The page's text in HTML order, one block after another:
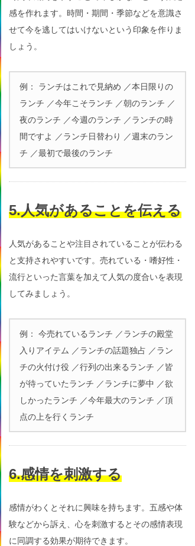
感を作れます。時間・期間・季節などを意識さ
せて今を逃してはいけないという印象を作りま
しょう。
例： ランチはこれで見納め ／本日限りの
ランチ ／今年こそランチ ／朝のランチ ／
夜のランチ ／今週のランチ ／ランチの時
間ですよ ／ランチ日替わり ／週末のラン
チ ／最初で最後のランチ
5.人気があることを伝える
人気があることや注目されていることが伝わる
と支持されやすいです。売れている・嗜好性・
流行といった言葉を加えて人気の度合いを表現
してみましょう。
例： 今売れているランチ ／ランチの殿堂
入りアイテム ／ランチの話題独占 ／ラン
チの火付け役 ／行列の出来るランチ ／皆
が待っていたランチ ／ランチに夢中 ／欲
しかったランチ ／今年最大のランチ ／頂
点の上を行くランチ
6.感情を刺激する
感情がわくとそれに興味を持ちます。五感や体
験などから訴え、心を刺激するとその感情表現
に同調する効果が期待できます。